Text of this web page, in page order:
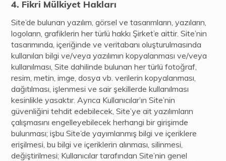
Fikri Mülkiyet Hakları
Site’de bulunan yazılım, görsel ve tasarımların, yazıların,
logoların, grafiklerin her türlü hakkı Şirket’e aittir. Site’nin
tasarımında, içeriğinde ve veritabanı oluşturulmasında
kullanılan bilgi ve/veya yazılımın kopyalanması ve/veya
kullanılması, Site dahilinde bulunan her türlü fotoğraf,
resim, metin, imge, dosya vb. verilerin kopyalanması,
dağıtılması, işlenmesi ve sair şekillerde kullanılması
kesinlikle yasaktır. Ayrıca Kullanıcılar’ın Site’nin
güvenliğini tehdit edebilecek, Site’ye ait yazılımların
çalışmasını engelleyebilecek herhangi bir girişimde
bulunması; işbu Site’de yayımlanmış bilgi ve içeriklere
erişilmesi, bu bilgi ve içeriklerin alınması, silinmesi,
değiştirilmesi; Kullanıcılar tarafından Site’nin genel